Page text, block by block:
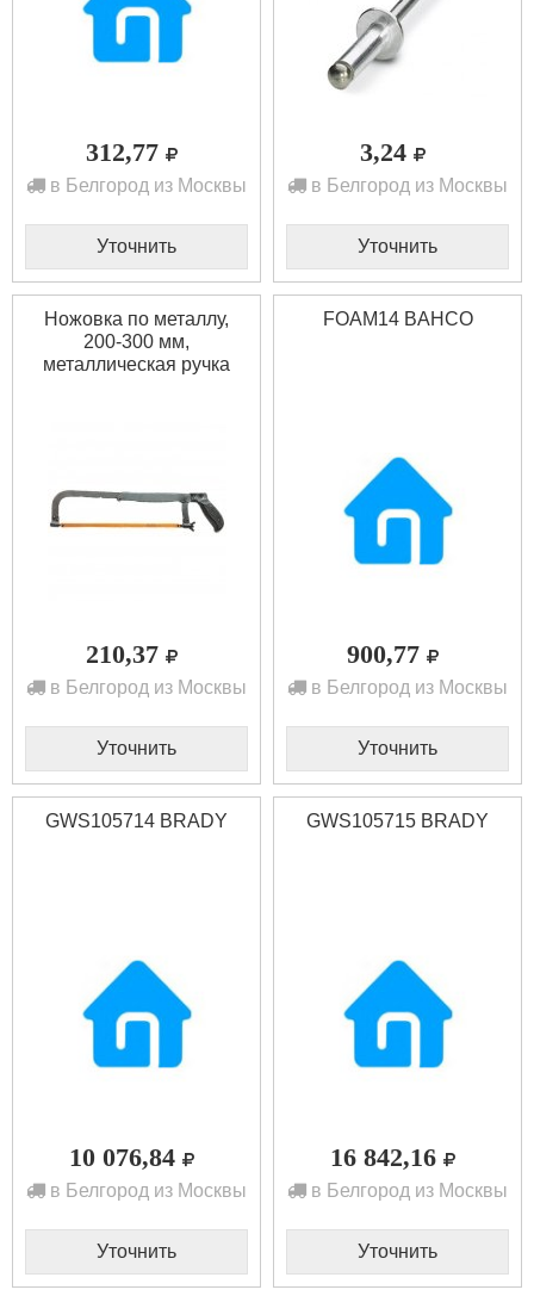
312,77
в Белгород из Москвы
Уточнить
3,24
в Белгород из Москвы
Уточнить
Ножовка по металлу,
200-300 мм,
металлическая ручка
210,37
в Белгород из Москвы
Уточнить
FOAM14 BAHCO
900,77
в Белгород из Москвы
Уточнить
GWS105714 BRADY
10 076,84
в Белгород из Москвы
Уточнить
GWS105715 BRADY
16 842,16
в Белгород из Москвы
Уточнить